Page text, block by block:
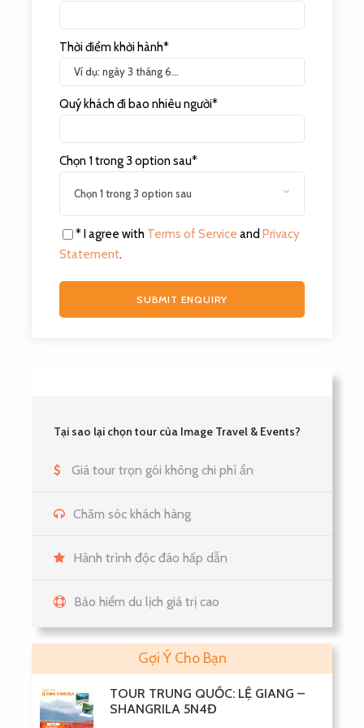
Thời điểm khởi hành*
Quý khách đi bao nhiêu người*
Chọn 1 trong 3 option sau*
* I agree with Terms of Service and Privacy
Statement.
Tại sao lại chọn tour của Image Travel & Events?
Giá tour trọn gói không chi phí ẩn
Chăm sóc khách hàng
Hành trình độc đáo hấp dẫn
Bảo hiểm du lịch giá trị cao
Gợi Ý Cho Bạn
TOUR TRUNG QUỐC: LỆ GIANG –
SHANGRILA 5N4Đ
sản địa phương, kiến trúc nhà truyền thống…
Lâu đài tỉ phú Baan Sukhawadee
– Lâu đài
Hạnh phúc luôn nằm trong Top những điểm
tham quan lớn nhất tại thành phốPattaya(Thái
trúc độc đáo của lâu đài Versailles và nằm ngay
sát với biển, tổng diện tích lên tới 29 hecta được
Tối: Đoàn dùng bữa tối tại nhà hàng, tự do khám phá
truyền.
NGÀY 2 PATTAYA - ĐẢO CORAL (ăn sáng, trưa, tối)
Sáng: Đoàn dùng bữa sáng tại khách sạn, khởi hành đi